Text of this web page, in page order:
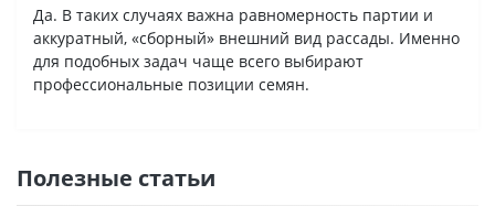
Да. В таких случаях важна равномерность партии и
аккуратный, «сборный» внешний вид рассады. Именно
для подобных задач чаще всего выбирают
профессиональные позиции семян.
Полезные статьи